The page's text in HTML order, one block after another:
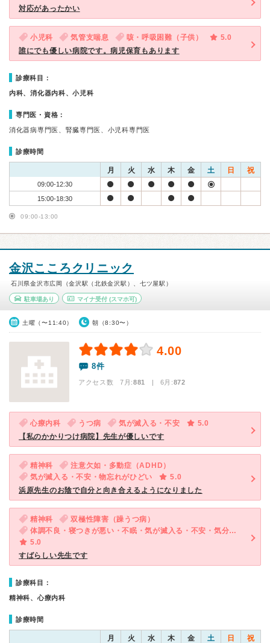
対応があったかい
小児科 気管支喘息 咳・呼吸困難（子供）
5.0
誰にでも優しい病院です。病児保育もあります
診療科目：
内科、消化器内科、小児科
専門医・資格：
消化器病専門医、腎臓専門医、小児科専門医
診療時間
月 火 水 木 金 土 日 祝
09:00-12:30
15:00-18:30
09:00-13:00
金沢こころクリニック
石川県金沢市広岡（金沢駅（北鉄金沢駅）、七ツ屋駅）
駐車場あり マイナ受付(スマホ可)
土曜（〜11:40） 朝（8:30〜）
4.00
8件
アクセス数 7月:881 | 6月:872
心療内科 うつ病 気が滅入る・不安
5.0
【私のかかりつけ病院】先生が優しいです
精神科
注意欠如・多動症（ADHD）
気が滅入る・不安・物忘れがひどい
5.0
浜原先生のお陰で自分と向き合えるようになりました
精神科
双極性障害（躁うつ病）
体調不良・寝つきが悪い・不眠・気が滅入る・不安・気分が異常に高揚している
5.0
すばらしい先生です
診療科目：
精神科、心療内科
診療時間
月 火 水 木 金 土 日 祝